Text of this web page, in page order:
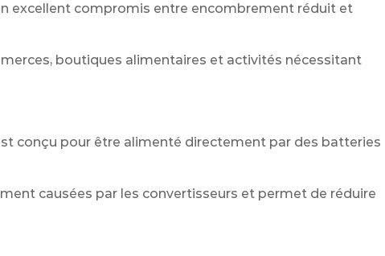
excellent compromis entre encombrement réduit et
boutiques alimentaires et activités nécessitant
conçu pour être alimenté directement par des batteries
causées par les convertisseurs et permet de réduire